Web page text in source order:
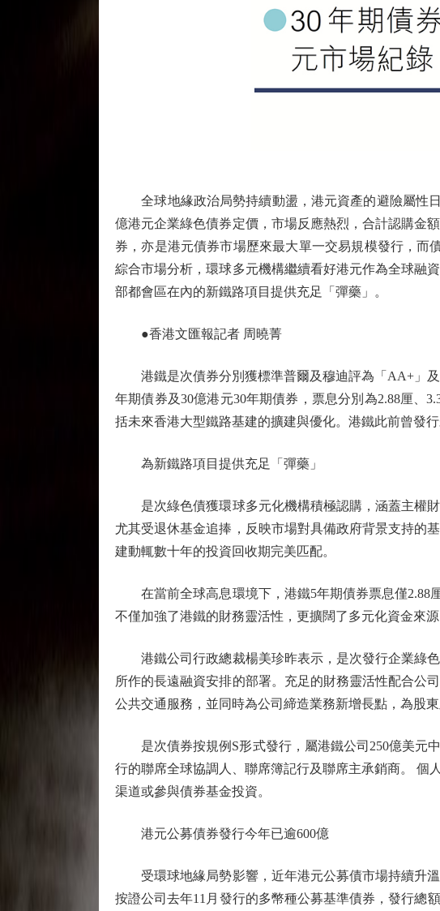
全球地緣政治局勢持續動盪，港元資產的避險屬性日
億港元企業綠色債券定價，市場反應熱烈，合計認購金
券，亦是港元債券市場歷來最大單一交易規模發行，而
綜合市場分析，環球多元機構繼續看好港元作為全球融
部都會區在內的新鐵路項目提供充足「彈藥」。
●香港文匯報記者 周曉菁
港鐵是次債券分別獲標準普爾及穆迪評為「AA+」及
年期債券及30億港元30年期債券，票息分別為2.88厘、
括未來香港大型鐵路基建的擴建與優化。港鐵此前曾發
為新鐵路項目提供充足「彈藥」
是次綠色債獲環球多元化機構積極認購，涵蓋主權財
尤其受退休基金追捧，反映市場對具備政府背景支持的
建動輒數十年的投資回收期完美匹配。
在當前全球高息環境下，港鐵5年期債券票息僅2.88
不僅加強了港鐵的財務靈活性，更擴闊了多元化資金來
港鐵公司行政總裁楊美珍昨表示，是次發行企業綠色
所作的長遠融資安排的部署。充足的財務靈活性配合公
公共交通服務，並同時為公司締造業務新增長點，為股東
是次債券按規例S形式發行，屬港鐵公司250億美元
行的聯席全球協調人、聯席簿記行及聯席主承銷商。 個
渠道或參與債券基金投資。
港元公募債券發行今年已逾600億
受環球地緣局勢影響，近年港元公募債市場持續升溫
按證公司去年11月發行的多幣種公募基準債券，發行總